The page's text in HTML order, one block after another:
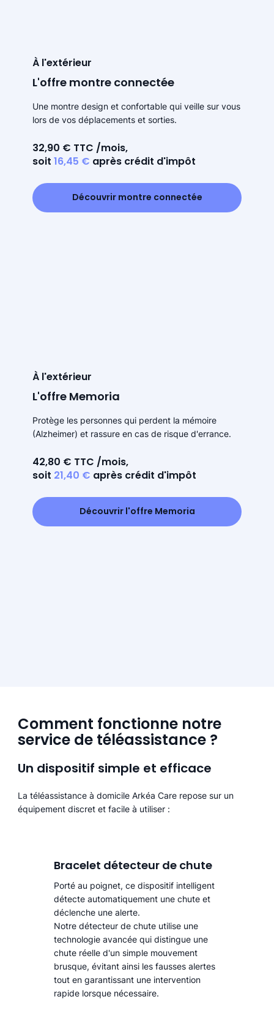
À l'extérieur
L'offre montre connectée
Une montre design et confortable qui veille sur vous
lors de vos déplacements et sorties.
32,90 € TTC /mois,
soit 16,45 € après crédit d'impôt
Découvrir montre connectée
À l'extérieur
L'offre Memoria
Protège les personnes qui perdent la mémoire
(Alzheimer) et rassure en cas de risque d'errance.
42,80 € TTC /mois,
soit 21,40 € après crédit d'impôt
Découvrir l'offre Memoria
Comment fonctionne notre
service de téléassistance ?
Un dispositif simple et efficace
La téléassistance à domicile Arkéa Care repose sur un
équipement discret et facile à utiliser :
Bracelet détecteur de chute
Porté au poignet, ce dispositif intelligent
détecte automatiquement une chute et
déclenche une alerte.​
Notre détecteur de chute utilise une
technologie avancée qui distingue une
chute réelle d'un simple mouvement
brusque, évitant ainsi les fausses alertes
tout en garantissant une intervention
rapide lorsque nécessaire.